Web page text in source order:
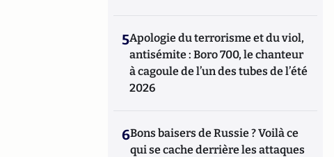
5Apologie du terrorisme et du viol,
antisémite : Boro 700, le chanteur
à cagoule de l’un des tubes de l’été
2026
6Bons baisers de Russie ? Voilà ce
qui se cache derrière les attaques